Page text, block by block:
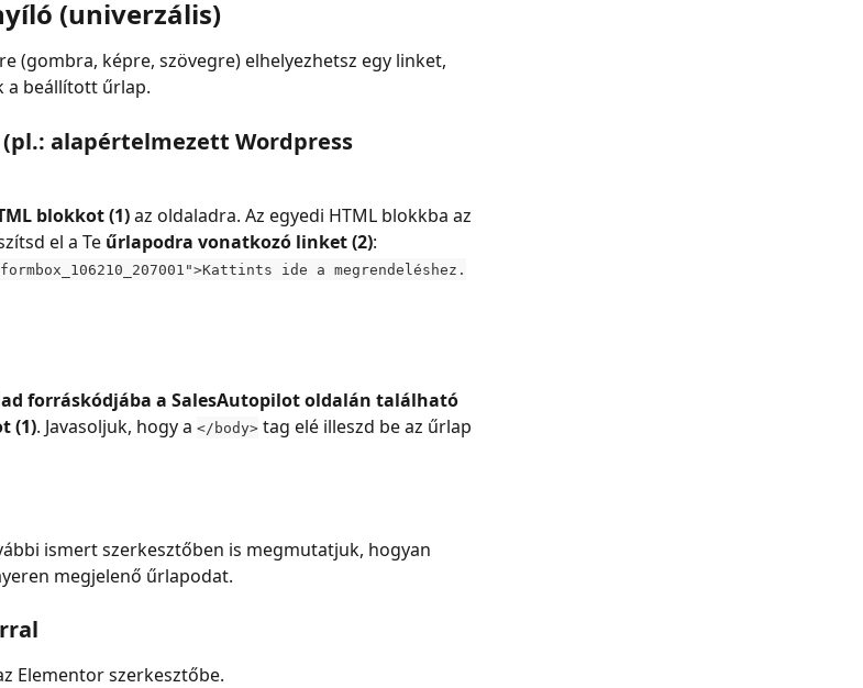
(univerzális)
(gombra, képre, szövegre) elhelyezhetsz egy linket,
a beállított űrlap.
alapértelmezett Wordpress
blokkot (1) az oldaladra. Az egyedi HTML blokkba az
el a Te űrlapodra vonatkozó linket (2):
ide a megrendeléshez.
forráskódjába a SalesAutopilot oldalán található
(1). Javasoljuk, hogy a </body> tag elé illeszd be az űrlap
ismert szerkesztőben is megmutatjuk, hogyan
megjelenő űrlapodat.
Elementor szerkesztőbe.